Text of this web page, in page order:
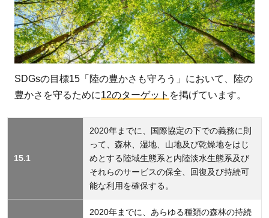
SDGsの目標15「陸の豊かさも守ろう」において、陸の
豊かさを守るために12のターゲット を掲げています。
15.1
2020年までに、国際協定の下での義務に則
って、森林、湿地、山地及び乾燥地をはじ
めとする陸域生態系と内陸淡水生態系及び
それらのサービスの保全、回復及び持続可
能な利用を確保する。
2020年までに、あらゆる種類の森林の持続